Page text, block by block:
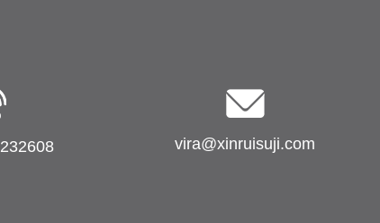
vira@xinruisuji.com